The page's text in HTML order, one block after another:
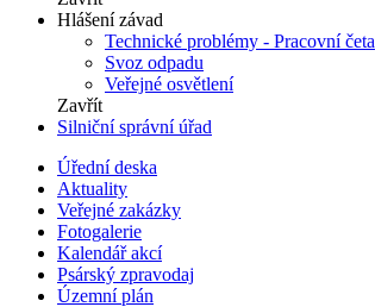
Hlášení závad
Technické problémy - Pracovní četa
Svoz odpadu
Veřejné osvětlení
Zavřít
Silniční správní úřad
Úřední deska
Aktuality
Veřejné zakázky
Fotogalerie
Kalendář akcí
Psárský zpravodaj
Územní plán